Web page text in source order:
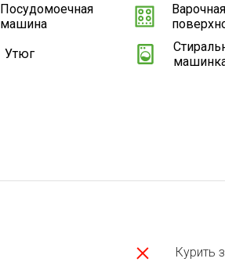
Посудомоечная
машина
Варочная
Утюг
Курить